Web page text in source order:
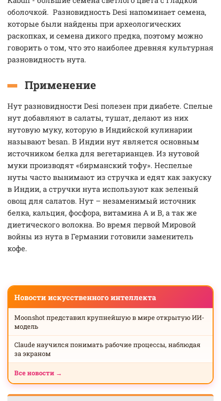
оболочкой. Разновидность Desi напоминает семена,
которые были найдены при археологических
раскопках, и семена дикого предка, поэтому можно
говорить о том, что это наиболее древняя культурная
разновидность нута.
Применение
Нут разновидности Desi полезен при диабете. Спелые
нут добавляют в салаты, тушат, делают из них
нутовую муку, которую в Индийской кулинарии
называют besan. В Индии нут является основным
источником белка для вегетарианцев. Из нутовой
муки производят «бирманский тофу». Неспелые
нуты часто вынимают из стручка и едят как закуску
в Индии, а стручки нута используют как зеленый
овощ для салатов. Нут – незаменимый источник
белка, кальция, фосфора, витамина А и В, а так же
диетического волокна. Во время первой Мировой
войны из нута в Германии готовили заменитель
кофе.
Новости искусственного интеллекта
Moonshot представил крупнейшую в мире открытую ИИ-
модель
Claude научился понимать рабочие процессы, наблюдая
за экраном
Все новости →